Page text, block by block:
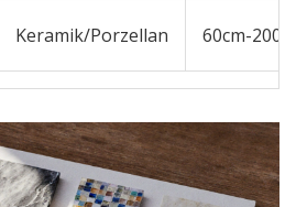
Keramik/Porzellan 60cm-